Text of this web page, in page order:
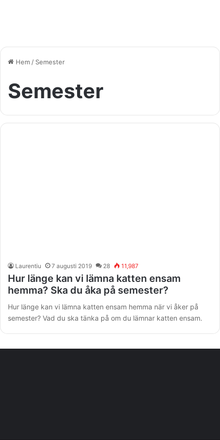
Hem/ Semester
Semester
Laurentiu 7 augusti 2019 28 11,987
Hur länge kan vi lämna katten ensam
hemma? Ska du åka på semester?
Hur länge kan vi lämna katten ensam hemma när vi åker på
semester? Vad du ska tänka på om du lämnar katten ensam.